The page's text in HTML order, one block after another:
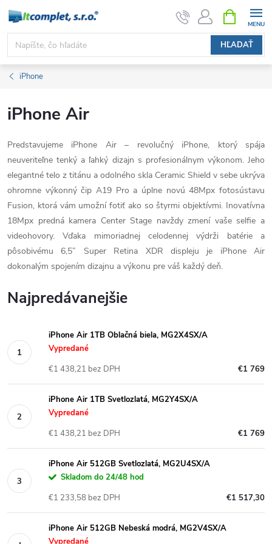
Prejsť
obsah
HĽADAŤ
KOŠÍK
iPhone
iPhone Air
Predstavujeme iPhone Air – revolučný iPhone, ktorý spája
neuveriteľne tenký a ľahký dizajn s profesionálnym výkonom. Jeho
elegantné telo z titánu a odolného skla Ceramic Shield v sebe ukrýva
ohromne výkonný čip A19 Pro a úplne novú 48Mpx fotosústavu
Fusion, ktorá vám umožní fotiť ako so štyrmi objektívmi. Inovatívna
18Mpx predná kamera Center Stage navždy zmení vaše selfie a
videohovory. Vďaka mimoriadnej celodennej výdrži batérie a
pôsobivému 6,5” Super Retina XDR displeju je iPhone Air
dokonalým spojením dizajnu a výkonu pre váš každý deň.
Najpredávanejšie
iPhone Air 1TB Oblačná biela, MG2X4SX/A
Vypredané
€1 769
€1 438,21 bez DPH
iPhone Air 1TB Svetlozlatá, MG2Y4SX/A
Vypredané
€1 769
€1 438,21 bez DPH
iPhone Air 512GB Svetlozlatá, MG2U4SX/A
Skladom do 24/48 hod
€1 517,30
€1 233,58 bez DPH
iPhone Air 512GB Nebeská modrá, MG2V4SX/A
Vypredané